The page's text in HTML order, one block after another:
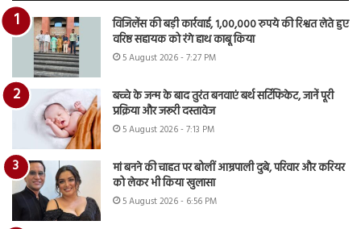
विजिलेंस की बड़ी कार्रवाई, 1,00,000 रुपये की रिश्वत लेते हुए
वरिष्ठ सहायक को रंगे हाथ काबू किया
5 August 2026 - 7:27 PM
बच्चे के जन्म के बाद तुरंत बनवाएं बर्थ सर्टिफिकेट, जानें पूरी
प्रक्रिया और जरूरी दस्तावेज
5 August 2026 - 7:13 PM
मां बनने की चाहत पर बोलीं आम्रपाली दुबे, परिवार और करियर
को लेकर भी किया खुलासा
5 August 2026 - 6:56 PM